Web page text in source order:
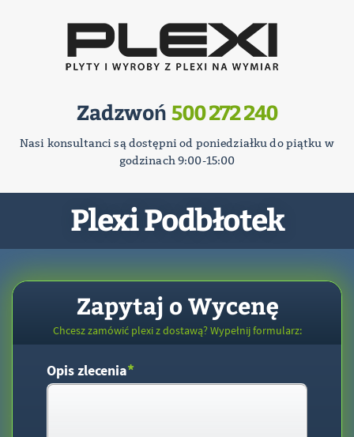
Zadzwoń 500 272 240
Nasi konsultanci są dostępni od poniedziałku do piątku w
godzinach 9:00-15:00
Plexi Podbłotek
Zapytaj o Wycenę
Chcesz zamówić plexi z dostawą? Wypełnij formularz:
Opis zlecenia*